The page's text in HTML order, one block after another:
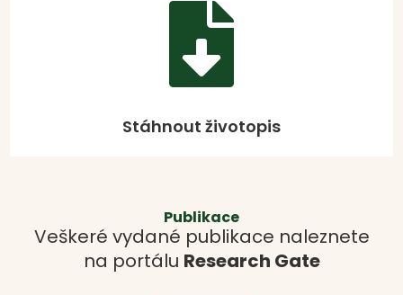

Stáhnout životopis
Publikace
Veškeré vydané publikace naleznete
na portálu Research Gate